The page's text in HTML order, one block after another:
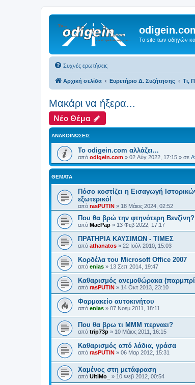
Το site των οδηγών
Συχνές ερωτήσεις
Αρχική σελίδα Ευρετήριο Δ. Συζήτησης Τι,
Μακάρι να ήξερα...
Νέο Θέμα
ΑΝΑΚΟΙΝΏΣΕΙΣ
Το odigein.com αλλάζει...
από odigein.com » 02 Αύγ 2022, 17:15 » σε
ΘΈΜΑΤΑ
Πόσο κοστίζει η Εισαγωγή
εξωτερικό!
από rasPUTIN » 18 Μάιος 2024, 02:52
Που θα βρώ την φτηνότερη Βενζίνη?
από MacPap » 13 Φεβ 2022, 17:17
ΠΡΑΤΗΡΙΑ ΚΑΥΣΙΜΩΝ - ΤΙΜΕΣ
από athanatos » 22 Ιούλ 2010, 15:03
Κορδέλα του Microsoft Office 2007
από enias » 13 Σεπ 2014, 19:47
Καθαρισμός ανεμοθώρακα
από rasPUTIN » 14 Οκτ 2013, 23:10
Φαρμακείο αυτοκινήτου
από enias » 07 Νοέμ 2011, 18:11
Που θα βρω τι ΜΜΜ περναει?
από trip73p » 10 Μάιος 2011, 16:15
Καθαρισμός από λάδια, γράσα
από rasPUTIN » 06 Μαρ 2012, 15:31
Χαμένος στη μετάφραση
από UltiMo_ » 10 Φεβ 2012, 00:54